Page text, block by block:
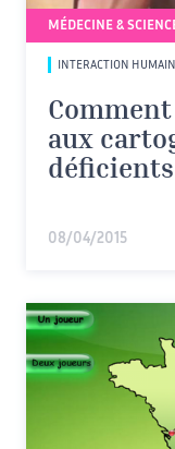
MÉDECINE &
INTERACTION
aux
08/04/2015